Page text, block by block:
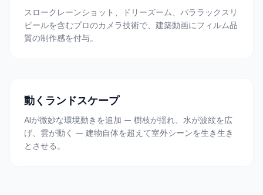
スロークレーンショット、ドリーズーム、パララックスリ
ビールを含むプロのカメラ技術で、建築動画にフィルム品
質の制作感を付与。
動くランドスケープ
AIが微妙な環境動きを追加 — 樹枝が揺れ、水が波紋を広
げ、雲が動く — 建物自体を超えて室外シーンを生き生き
とさせる。